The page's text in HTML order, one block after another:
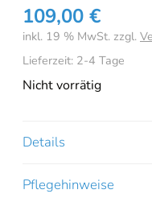
109,00 €
inkl. 19 % MwSt. zzgl.
Lieferzeit: 2-4 Tage
Nicht vorrätig
Details
Pflegehinweise